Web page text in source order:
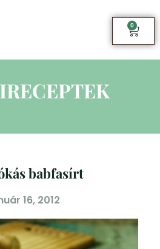
0
babfasírt
16, 2012